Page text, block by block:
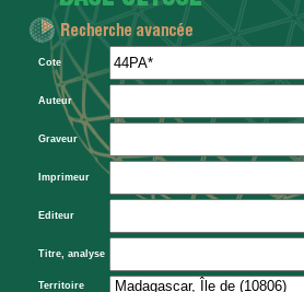
Cote
Auteur
Graveur
Imprimeur
Editeur
Titre, analyse
Territoire